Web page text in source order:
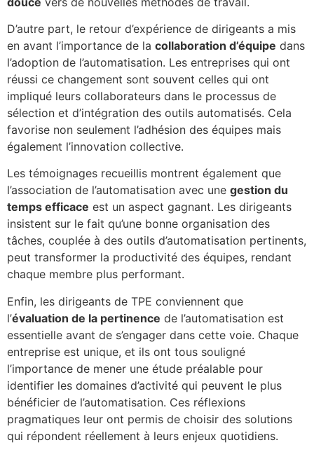
D’autre part, le retour d’expérience de dirigeants a mis
en avant l’importance de la collaboration d’équipe dans
l’adoption de l’automatisation. Les entreprises qui ont
réussi ce changement sont souvent celles qui ont
impliqué leurs collaborateurs dans le processus de
sélection et d’intégration des outils automatisés. Cela
favorise non seulement l’adhésion des équipes mais
également l’innovation collective.
Les témoignages recueillis montrent également que
l’association de l’automatisation avec une gestion du
temps efficace est un aspect gagnant. Les dirigeants
insistent sur le fait qu’une bonne organisation des
tâches, couplée à des outils d’automatisation pertinents,
peut transformer la productivité des équipes, rendant
chaque membre plus performant.
Enfin, les dirigeants de TPE conviennent que
l’évaluation de la pertinence de l’automatisation est
essentielle avant de s’engager dans cette voie. Chaque
entreprise est unique, et ils ont tous souligné
l’importance de mener une étude préalable pour
identifier les domaines d’activité qui peuvent le plus
bénéficier de l’automatisation. Ces réflexions
pragmatiques leur ont permis de choisir des solutions
qui répondent réellement à leurs enjeux quotidiens.